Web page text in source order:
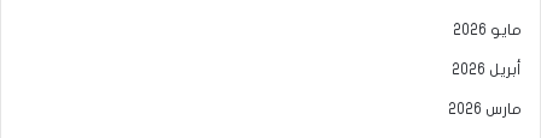
مايو 2026
أبريل 2026
مارس 2026